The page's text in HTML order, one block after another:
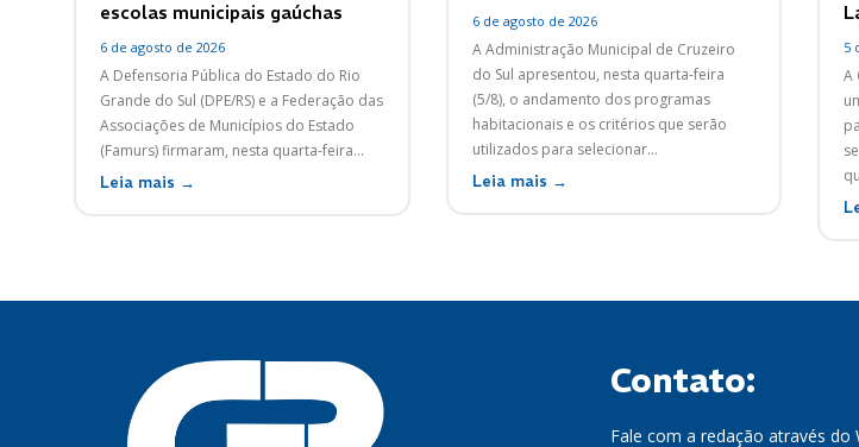
escolas municipais gaúchas
6 de agosto de 2026
A Defensoria Pública do Estado do Rio
Grande do Sul (DPE/RS) e a Federação das
Associações de Municípios do Estado
(Famurs) firmaram, nesta quarta-feira...
Leia mais →
6 de agosto de 2026
A Administração Municipal de Cruzeiro
do Sul apresentou, nesta quarta-feira
(5/8), o andamento dos programas
habitacionais e os critérios que serão
utilizados para selecionar...
Leia mais →
5
A
Contato:
Fale com a redação através do